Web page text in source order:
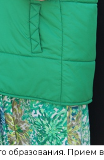
образования. Прием в